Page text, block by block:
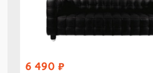
6 490